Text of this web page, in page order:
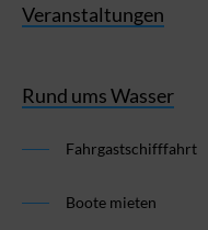
Veranstaltungen
Rund ums Wasser
Fahrgastschifffahrt
Boote mieten